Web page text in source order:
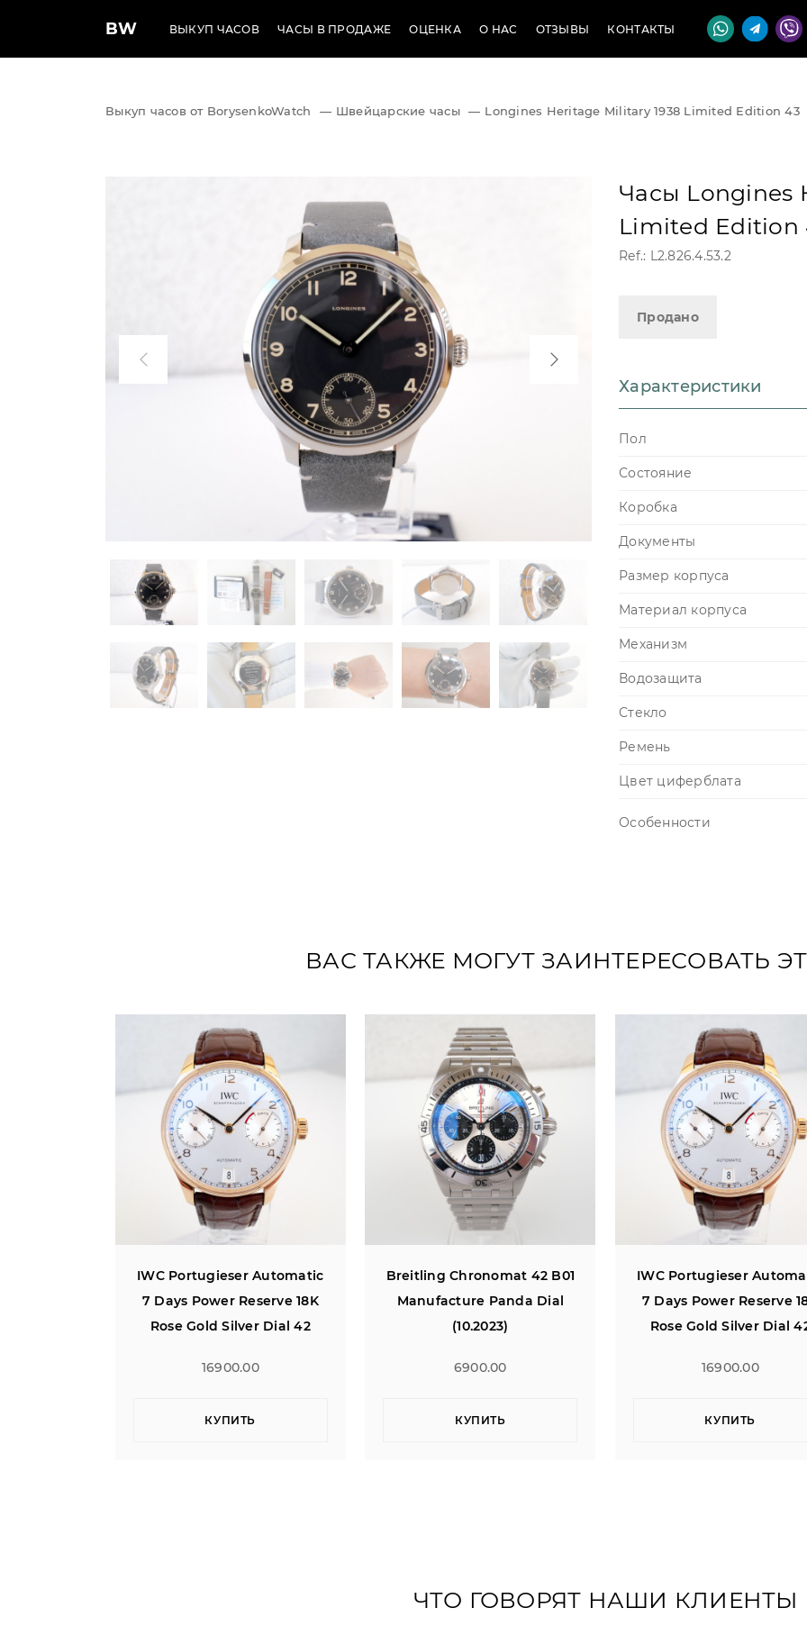
BW ВЫКУП ЧАСОВ ЧАСЫ В ПРОДАЖЕ ОЦЕНКА О НАС ОТЗЫВЫ КОНТАКТЫ
Выкуп часов от BorysenkoWatch — Швейцарские часы — Longines Heritage Military 1938 Limited Edition 43
Часы Longines
Limited Edition
Ref.: L2.826.4.53.2
Продано
Характеристики
Пол
Состояние
Коробка
Документы
Размер корпуса
Материал корпуса
Механизм
Водозащита
Стекло
Ремень
Цвет циферблата
Особенности
ВАС ТАКЖЕ МОГУТ ЗАИНТЕРЕСОВАТЬ
Breitling Chronomat 42 B01
Manufacture Panda Dial
(10.2023)
6900.00
КУПИТЬ
IWC Portugieser Automatic
7 Days Power Reserve 18K
Rose Gold Silver Dial 42
16900.00
КУПИТЬ
Breitling Chronomat 42
Manufacture Panda
(10.2023)
6900.00
КУПИТЬ
ЧТО ГОВОРЯТ НАШИ КЛИЕНТЫ